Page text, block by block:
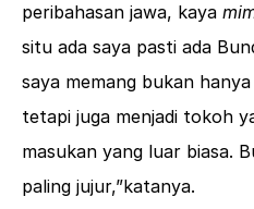
peribahasan jawa, kaya
situ ada saya pasti ada
saya memang bukan
tetapi juga menjadi tokoh
masukan yang luar biasa.
paling jujur,”katanya.